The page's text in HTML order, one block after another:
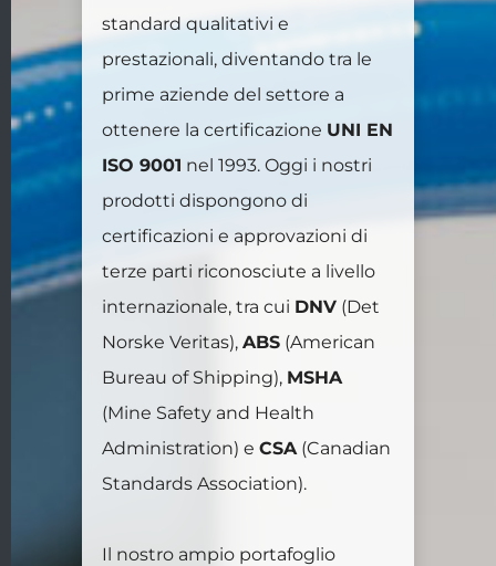
standard qualitativi e
prestazionali, diventando tra le
prime aziende del settore a
ottenere la certificazione UNI EN
ISO 9001 nel 1993. Oggi i nostri
prodotti dispongono di
certificazioni e approvazioni di
terze parti riconosciute a livello
internazionale, tra cui DNV(Det
Norske Veritas), ABS(American
Bureau of Shipping), MSHA
(Mine Safety and Health
Administration) e CSA(Canadian
Standards Association).
Il nostro ampio portafoglio